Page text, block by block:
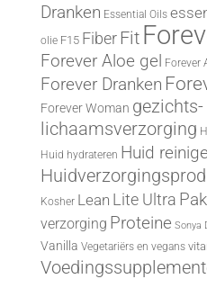
Dranken Essential Oils
olie F15 Fiber Fit
Forever Aloe gel Forever
Forever Dranken
Forever Woman gezichts-
lichaamsverzorging
Huid hydrateren Huid
Kosher Lean Lite Ultra
verzorging Proteine Sonya
Vanilla Vegetariërs en vegans